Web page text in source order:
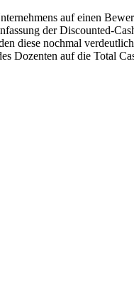
auf einen
der Discounted-
diese nochmal
Dozenten auf die Total